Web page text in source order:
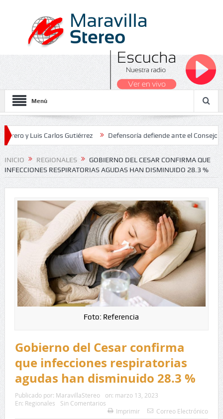
Menú
Carlos Gutiérrez Defensoría defiende ante el Consejo de
2026
INICIO REGIONALES
GOBIERNO DEL CESAR CONFIRMA QUE
INFECCIONES RESPIRATORIAS AGUDAS HAN DISMINUIDO 28.3 %
Foto: Referencia
Gobierno del Cesar confirma
que infecciones respiratorias
agudas han disminuido 28.3 %
Publicado por: MaravillaStereo on: marzo 13, 2023
En: Regionales
Sin Comentarios
Imprimir
Correo Electrónico